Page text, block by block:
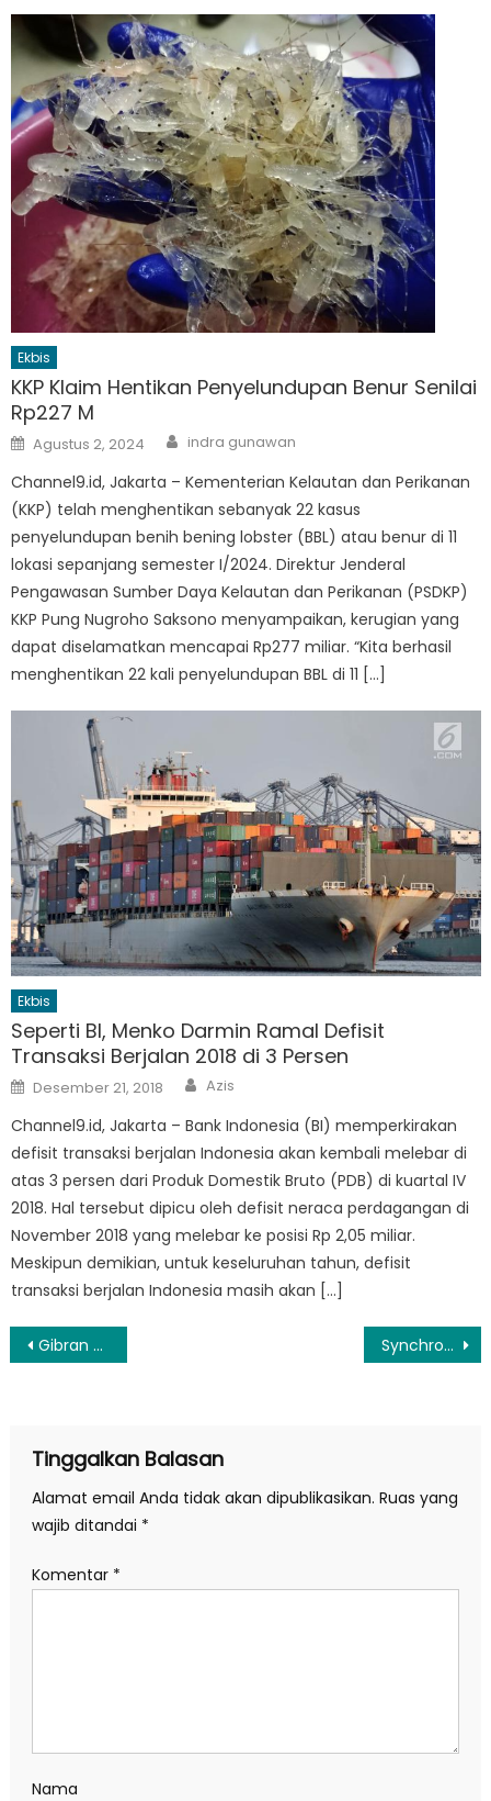
Ekbis
KKP Klaim Hentikan Penyelundupan Benur Senilai
Rp227 M
Posted
on
Agustus 2, 2024 Author
indra gunawan
Channel9.id, Jakarta – Kementerian Kelautan dan Perikanan
(KKP) telah menghentikan sebanyak 22 kasus
penyelundupan benih bening lobster (BBL) atau benur di 11
lokasi sepanjang semester I/2024. Direktur Jenderal
Pengawasan Sumber Daya Kelautan dan Perikanan (PSDKP)
KKP Pung Nugroho Saksono menyampaikan, kerugian yang
dapat diselamatkan mencapai Rp277 miliar. “Kita berhasil
menghentikan 22 kali penyelundupan BBL di 11 […]
Ekbis
Seperti BI, Menko Darmin Ramal Defisit
Transaksi Berjalan 2018 di 3 Persen
Posted
on
Desember 21, 2018 Author
Azis
Channel9.id, Jakarta – Bank Indonesia (BI) memperkirakan
defisit transaksi berjalan Indonesia akan kembali melebar di
atas 3 persen dari Produk Domestik Bruto (PDB) di kuartal IV
2018. Hal tersebut dipicu oleh defisit neraca perdagangan di
November 2018 yang melebar ke posisi Rp 2,05 miliar.
Meskipun demikian, untuk keseluruhan tahun, defisit
transaksi berjalan Indonesia masih akan […]
Navigasi
Gibran Serap Aspirasi Tokoh Bolaang Mongondow Synchronize Fest Pastikan Kembali Digelar Tahun 2024
Tinggalkan Balasan
Alamat email Anda tidak akan dipublikasikan. Ruas yang
wajib ditandai *
Komentar *
Nama